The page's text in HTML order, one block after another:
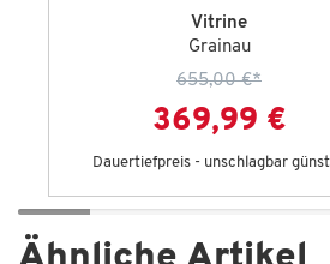
Vitrine
Grainau
655,00 €*
369,99 €
Dauertiefpreis - unschlagbar